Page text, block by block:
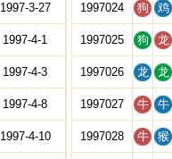
1997-3-27
1997-4-1
1997-4-3
1997-4-8
1997-4-10
1997024 狗 鸡
1997025 狗 龙
1997026 龙 龙
1997027 牛 牛
1997028 牛 猴